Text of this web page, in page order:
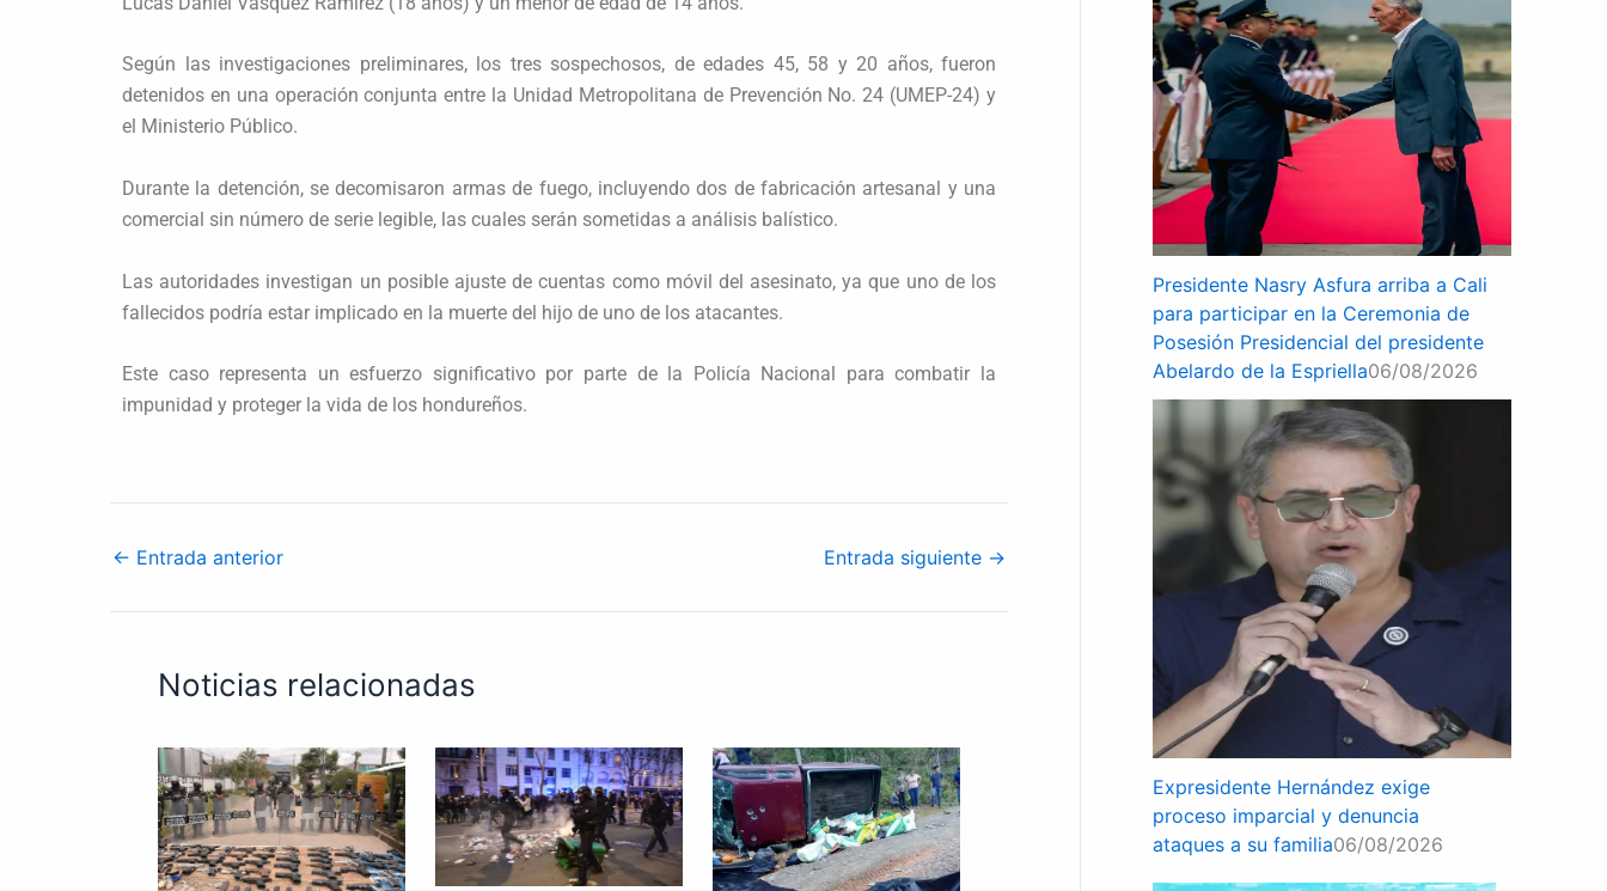
Según las investigaciones preliminares, los tres sospechosos, de edades 45, 58 y 20 años, fueron
detenidos en una operación conjunta entre la Unidad Metropolitana de Prevención No. 24 (UMEP-24) y
el Ministerio Público.
Durante la detención, se decomisaron armas de fuego, incluyendo dos de fabricación artesanal y una
comercial sin número de serie legible, las cuales serán sometidas a análisis balístico.
Las autoridades investigan un posible ajuste de cuentas como móvil del asesinato, ya que uno de los
fallecidos podría estar implicado en la muerte del hijo de uno de los atacantes.
Este caso representa un esfuerzo significativo por parte de la Policía Nacional para combatir la
impunidad y proteger la vida de los hondureños.
← Entrada anterior Entrada siguiente →
Noticias relacionadas
Presidente Nasry Asfura arriba a Cali
para participar en la Ceremonia de
Posesión Presidencial del presidente
Abelardo de la Espriella06/08/2026
Expresidente Hernández exige
proceso imparcial y denuncia
ataques a su familia06/08/2026